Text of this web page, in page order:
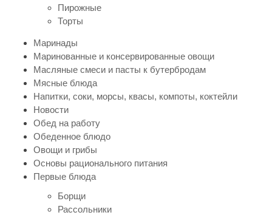
Пирожные
Торты
Маринады
Маринованные и консервированные овощи
Масляные смеси и пасты к бутербродам
Мясные блюда
Напитки, соки, морсы, квасы, компоты, коктейли
Новости
Обед на работу
Обеденное блюдо
Овощи и грибы
Основы рационального питания
Первые блюда
Борщи
Рассольники